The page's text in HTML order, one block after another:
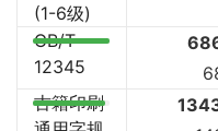
(1-6级)
GB/T
12345
古籍印刷